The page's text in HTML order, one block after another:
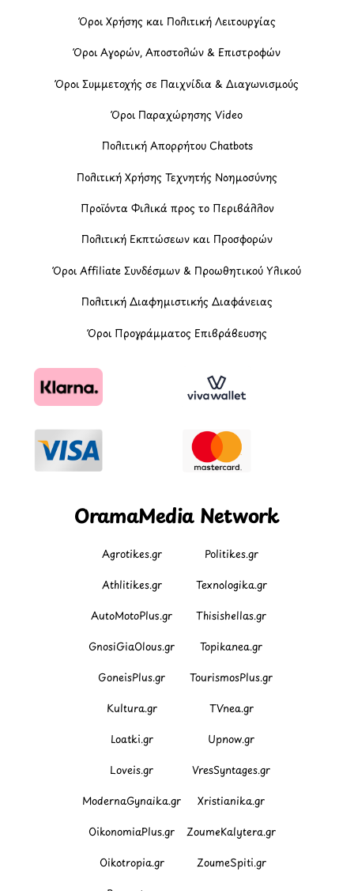
Όροι Χρήσης και Πολιτική Λειτουργίας
Όροι Αγορών, Αποστολών & Επιστροφών
Όροι Συμμετοχής σε Παιχνίδια & Διαγωνισμούς
Όροι Παραχώρησης Video
Πολιτική Απορρήτου Chatbots
Πολιτική Χρήσης Τεχνητής Νοημοσύνης
Προϊόντα Φιλικά προς το Περιβάλλον
Πολιτική Εκπτώσεων και Προσφορών
Όροι Affiliate Συνδέσμων & Προωθητικού Υλικού
Πολιτική Διαφημιστικής Διαφάνειας
Όροι Προγράμματος Επιβράβευσης
OramaMedia Network
Agrotikes.gr Politikes.gr
Athlitikes.gr Texnologika.gr
AutoMotoPlus.gr Thisishellas.gr
GnosiGiaOlous.gr Topikanea.gr
GoneisPlus.gr TourismosPlus.gr
Kultura.gr TVnea.gr
Loatki.gr Upnow.gr
Loveis.gr VresSyntages.gr
ModernaGynaika.gr Xristianika.gr
OikonomiaPlus.gr ZoumeKalytera.gr
Oikotropia.gr ZoumeSpiti.gr